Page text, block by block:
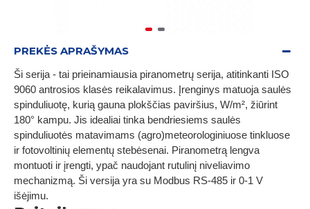
PREKĖS APRAŠYMAS
Ši serija - tai prieinamiausia piranometrų serija, atitinkanti ISO
9060 antrosios klasės reikalavimus. Įrenginys matuoja saulės
spinduliuotę, kurią gauna plokščias paviršius, W/m², žiūrint
180° kampu. Jis idealiai tinka bendriesiems saulės
spinduliuotės matavimams (agro)meteorologiniuose tinkluose
ir fotovoltinių elementų stebėsenai. Piranometrą lengva
montuoti ir įrengti, ypač naudojant rutulinį niveliavimo
mechanizmą. Ši versija yra su Modbus RS-485 ir 0-1 V
išėjimu.